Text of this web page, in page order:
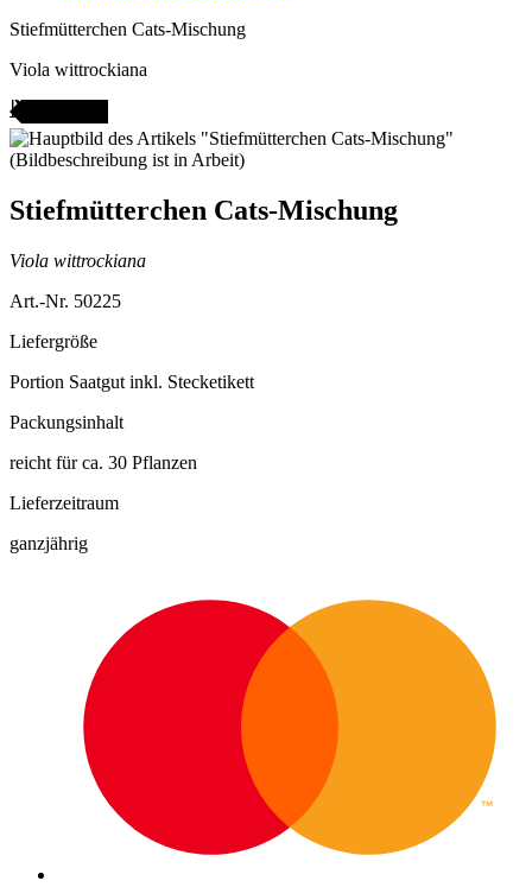
Stiefmütterchen Cats-Mischung
Viola wittrockiana
Stiefmütterchen Cats-Mischung
Viola wittrockiana
Art.-Nr. 50225
Liefergröße
Portion Saatgut inkl. Stecketikett
Packungsinhalt
reicht für ca. 30 Pflanzen
Lieferzeitraum
ganzjährig